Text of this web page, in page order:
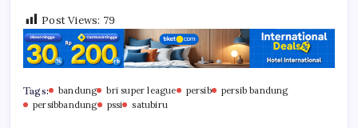
Post Views: 79
Tags: bandung bri super league persib
persib bandung
persibbandung
pssi satubiru